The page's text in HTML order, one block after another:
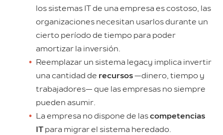
los sistemas IT de una empresa es costoso, las
organizaciones necesitan usarlos durante un
cierto período de tiempo para poder
amortizar la inversión.
Reemplazar un sistema legacy implica invertir
una cantidad de recursos—dinero, tiempo y
trabajadores— que las empresas no siempre
pueden asumir.
La empresa no dispone de lascompetencias
IT para migrar el sistema heredado.